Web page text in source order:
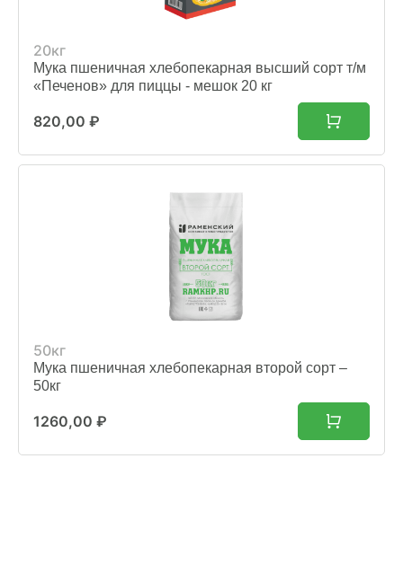
20кг
Мука пшеничная хлебопекарная высший сорт т/м
«Печенов» для пиццы - мешок 20 кг
820,00 ₽
50кг
Мука пшеничная хлебопекарная второй сорт –
50кг
1260,00 ₽